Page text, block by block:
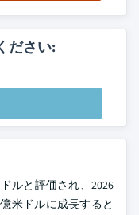
ださい:
ルと評価され、2026
米ドルに成長すると